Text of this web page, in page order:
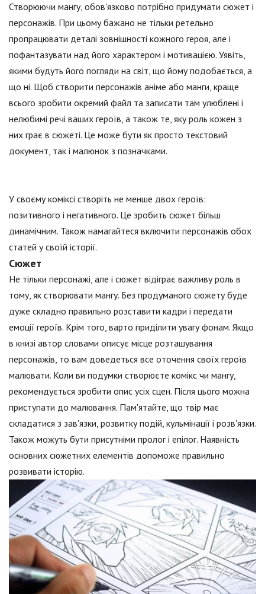
Створюючи мангу, обов'язково потрібно придумати сюжет і
персонажів. При цьому бажано не тільки ретельно
пропрацювати деталі зовнішності кожного героя, але і
пофантазувати над його характером і мотивацією. Уявіть,
якими будуть його погляди на світ, що йому подобається, а
що ні. Щоб створити персонажів аніме або манги, краще
всього зробити окремий файл та записати там улюблені і
нелюбимі речі ваших героїв, а також те, яку роль кожен з
них грає в сюжеті. Це може бути як просто текстовий
документ, так і малюнок з позначками.
У своєму коміксі створіть не менше двох героїв:
позитивного і негативного. Це зробить сюжет більш
динамічним. Також намагайтеся включити персонажів обох
статей у своїй історії.
Сюжет
Не тільки персонажі, але і сюжет відіграє важливу роль в
тому, як створювати мангу. Без продуманого сюжету буде
дуже складно правильно розставити кадри і передати
емоції героїв. Крім того, варто приділити увагу фонам. Якщо
в книзі автор словами описує місце розташування
персонажів, то вам доведеться все оточення своїх героїв
малювати. Коли ви подумки створюєте комікс чи мангу,
рекомендується зробити опис усіх сцен. Після цього можна
приступати до малювання. Пам'ятайте, що твір має
складатися з зав'язки, розвитку подій, кульмінації і розв'язки.
Також можуть бути присутніми пролог і епілог. Наявність
основних сюжетних елементів допоможе правильно
розвивати історію.